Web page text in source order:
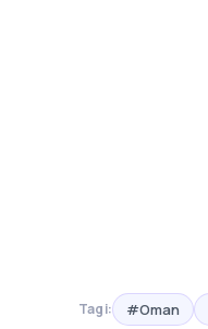
Tagi: #Oman